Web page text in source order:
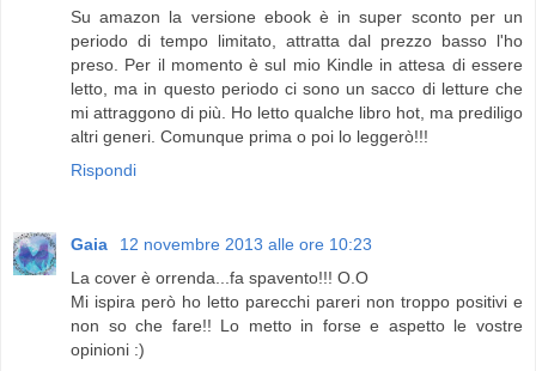
Su amazon la versione ebook è in super sconto per un
periodo di tempo limitato, attratta dal prezzo basso l'ho
preso. Per il momento è sul mio Kindle in attesa di essere
letto, ma in questo periodo ci sono un sacco di letture che
mi attraggono di più. Ho letto qualche libro hot, ma prediligo
altri generi. Comunque prima o poi lo leggerò!!!
Rispondi
Gaia
12 novembre 2013 alle ore 10:23
La cover è orrenda...fa spavento!!! O.O
Mi ispira però ho letto parecchi pareri non troppo positivi e
non so che fare!! Lo metto in forse e aspetto le vostre
opinioni :)